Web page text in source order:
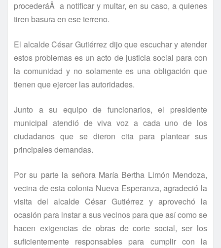
procederáÂ a notificar y multar, en su caso, a quienes
tiren basura en ese terreno.
El alcalde César Gutiérrez dijo que escuchar y atender
estos problemas es un acto de justicia social para con
la comunidad y no solamente es una obligación que
tienen que ejercer las autoridades.
Junto a su equipo de funcionarios, el presidente
municipal atendió de viva voz a cada uno de los
ciudadanos que se dieron cita para plantear sus
principales demandas.
Por su parte la señora Marí­a Bertha Limón Mendoza,
vecina de esta colonia Nueva Esperanza, agradeció la
visita del alcalde César Gutiérrez y aprovechó la
ocasión para instar a sus vecinos para que así­ como se
hacen exigencias de obras de corte social, ser los
suficientemente responsables para cumplir con la